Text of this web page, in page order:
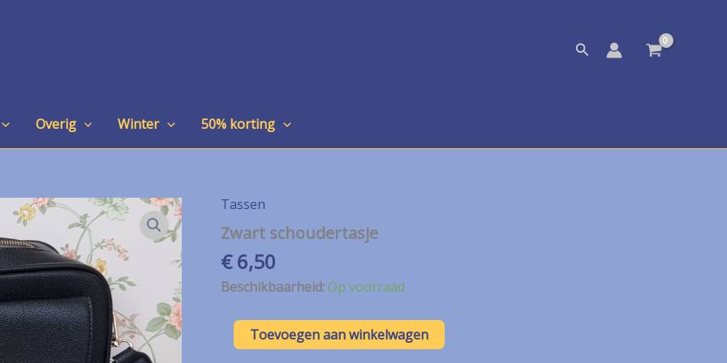
Zoeken
Overig Winter 50% korting
Tassen
Zwart schoudertasje
€6,50
Beschikbaarheid:Op voorraad
Zwart
schoudertasje
Toevoegen aan winkelwagen